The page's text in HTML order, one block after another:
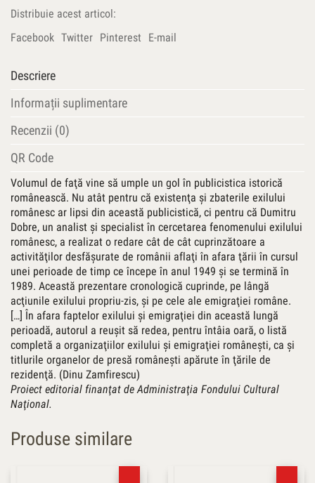
exilului
şi
(1949-
Distribuie acest articol:
Facebook Twitter Pinterest E-mail
Descriere
Informații suplimentare
Recenzii (0)
QR Code
Volumul de faţă vine să umple un gol în publicistica istorică
românească. Nu atât pentru că existenţa şi zbaterile exilului
românesc ar lipsi din această publicistică, ci pentru că Dumitru
Dobre, un analist şi specialist în cercetarea fenomenului exilului
românesc, a realizat o redare cât de cât cuprinzătoare a
activităţilor desfăşurate de românii aflaţi în afara ţării în cursul
unei perioade de timp ce începe în anul 1949 şi se termină în
1989. Această prezentare cronologică cuprinde, pe lângă
acţiunile exilului propriu-zis, şi pe cele ale emigraţiei române.
[…] În afara faptelor exilului şi emigraţiei din această lungă
perioadă, autorul a reuşit să redea, pentru întâia oară, o listă
completă a organizaţiilor exilului şi emigraţiei româneşti, ca şi
titlurile organelor de presă româneşti apărute în ţările de
rezidenţă. (Dinu Zamfirescu)
Proiect editorial finanţat de Administraţia Fondului Cultural
Naţional.
Produse similare